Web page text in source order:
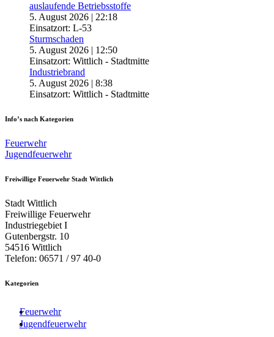
auslaufende Betriebsstoffe
5. August 2026 | 22:18
Einsatzort: L-53
Sturmschaden
5. August 2026 | 12:50
Einsatzort: Wittlich - Stadtmitte
Industriebrand
5. August 2026 | 8:38
Einsatzort: Wittlich - Stadtmitte
Info’s nach Kategorien
Feuerwehr
Jugendfeuerwehr
Freiwillige Feuerwehr Stadt Wittlich
Stadt Wittlich
Freiwillige Feuerwehr
Industriegebiet I
Gutenbergstr. 10
54516 Wittlich
Telefon: 06571 / 97 40-0
Kategorien
Feuerwehr
Jugendfeuerwehr